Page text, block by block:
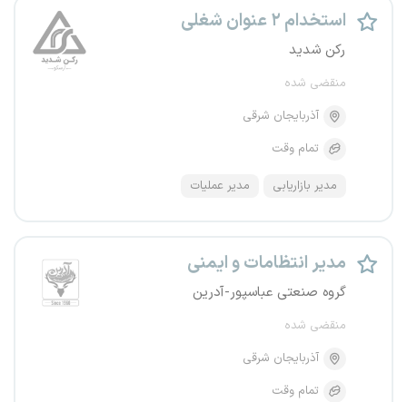
استخدام ۲ عنوان شغلی
رکن شدید
منقضی شده
آذربایجان شرقی
تمام وقت
مدیر بازاریابی مدیر عملیات
مدیر انتظامات و ایمنی
گروه صنعتی عباسپور-آدرین
منقضی شده
آذربایجان شرقی
تمام وقت